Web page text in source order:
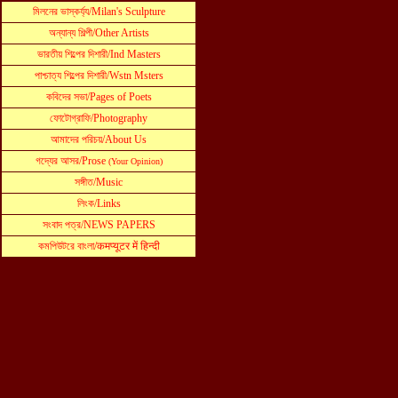
মিলনের ভাস্কর্য্য/Milan's Sculpture
অন্যান্য শিল্পী/Other Artists
ভারতীয় শিল্পের দিশারী/Ind Masters
পাশ্চাত্য শিল্পের দিশারী/Wstn Msters
কবিদের সভা/Pages of Poets
ফোটোগ্রাফি/Photography
আমাদের পরিচয়/AboutUs
গদ্যের আসর/Prose (Your Opinion)
সঙ্গীত/Music
লিংক/Links
সংবাদ পত্র/NEWS PAPERS
কমপিউটরে বাংলা/कमप्यूटर में हिन्दी